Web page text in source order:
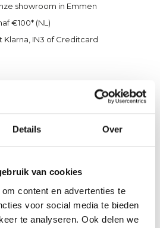
Details Over
van cookies
content en advertenties te
voor social media te bieden
te analyseren. Ook delen we
showroom in Emmen
€100* (NL)
IN3 of Creditcard
dit product?